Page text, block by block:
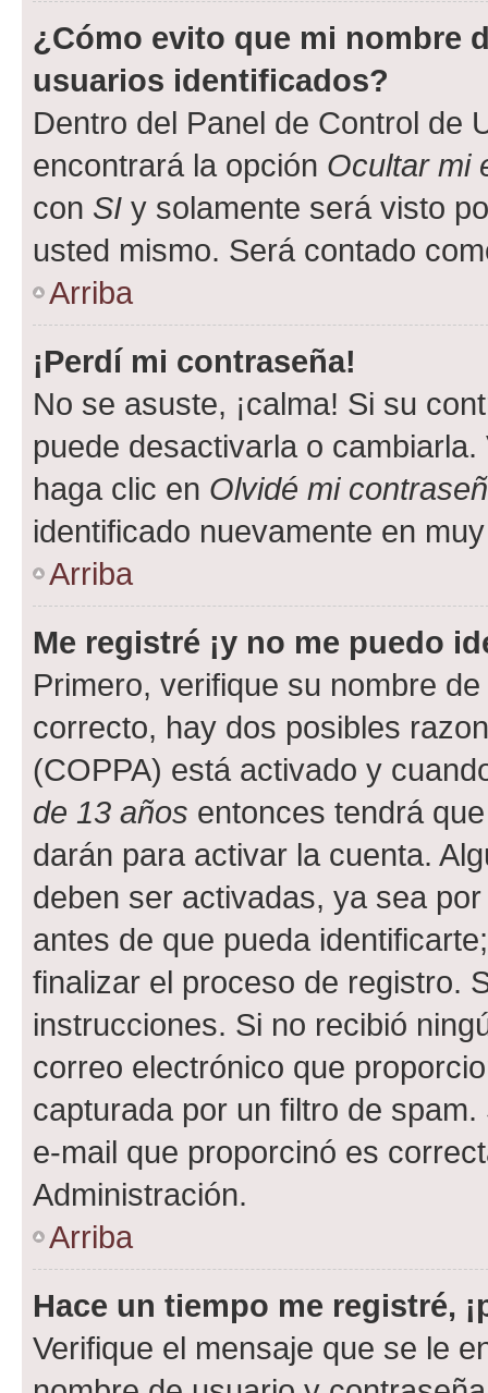
¿Cómo evito que mi nombre
usuarios identificados?
Dentro del Panel de Control de
encontrará la opción Ocultar mi
con SI y solamente será visto
usted mismo. Será contado
Arriba
¡Perdí mi contraseña!
No se asuste, ¡calma! Si su
puede desactivarla o
haga clic en Olvidé mi
identificado nuevamente en
Arriba
Me registré ¡y no me puedo
Primero, verifique su nombre
correcto, hay dos posibles
(COPPA) está activado y
de 13 años entonces tendrá
darán para activar la cuenta.
deben ser activadas, ya sea
antes de que pueda
finalizar el proceso de registro.
instrucciones. Si no recibió
correo electrónico que
capturada por un filtro de
e-mail que proporcinó es
Administración.
Arriba
Hace un tiempo me registré,
Verifique el mensaje que se le